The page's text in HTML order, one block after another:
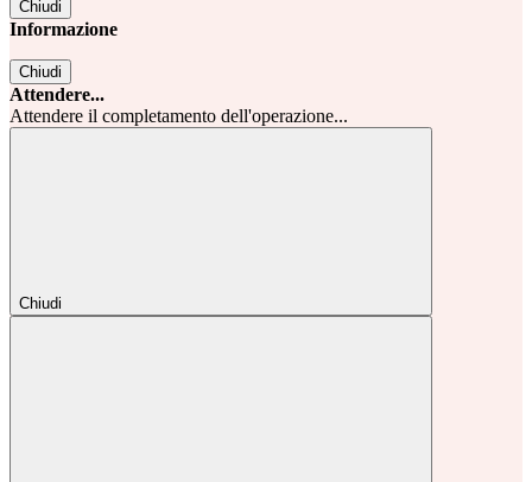
Chiudi
Informazione
Chiudi
Attendere...
Attendere il completamento dell'operazione...
Chiudi